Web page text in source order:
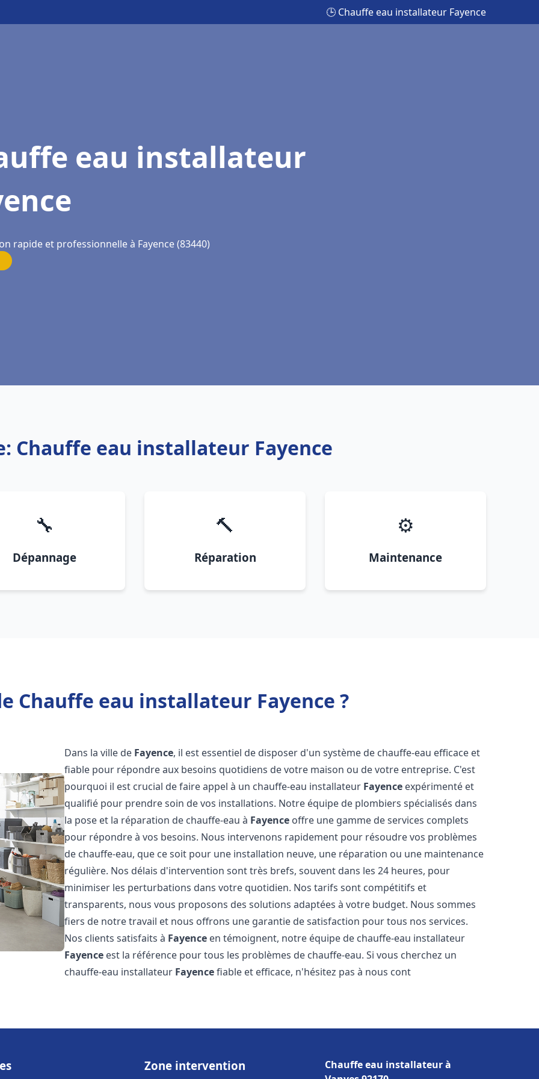
🕒 Chauffe eau installateur Fayence
eau installateur
rapide et professionnelle à Fayence (83440)
Chauffe eau installateur Fayence
🔧
Dépannage
🔨
Réparation
⚙️
Maintenance
Chauffe eau installateur Fayence ?
Dans la ville de Fayence, il est essentiel de disposer d'un système de chauffe-eau efficace et
fiable pour répondre aux besoins quotidiens de votre maison ou de votre entreprise. C'est
pourquoi il est crucial de faire appel à un chauffe-eau installateur Fayence expérimenté et
qualifié pour prendre soin de vos installations. Notre équipe de plombiers spécialisés dans
la pose et la réparation de chauffe-eau à Fayence offre une gamme de services complets
pour répondre à vos besoins. Nous intervenons rapidement pour résoudre vos problèmes
de chauffe-eau, que ce soit pour une installation neuve, une réparation ou une maintenance
régulière. Nos délais d'intervention sont très brefs, souvent dans les 24 heures, pour
minimiser les perturbations dans votre quotidien. Nos tarifs sont compétitifs et
transparents, nous vous proposons des solutions adaptées à votre budget. Nous sommes
fiers de notre travail et nous offrons une garantie de satisfaction pour tous nos services.
Nos clients satisfaits à Fayence en témoignent, notre équipe de chauffe-eau installateur
Fayence est la référence pour tous les problèmes de chauffe-eau. Si vous cherchez un
chauffe-eau installateur Fayencefiable et efficace, n'hésitez pas à nous cont
Zone intervention
Chauffe eau installateur à